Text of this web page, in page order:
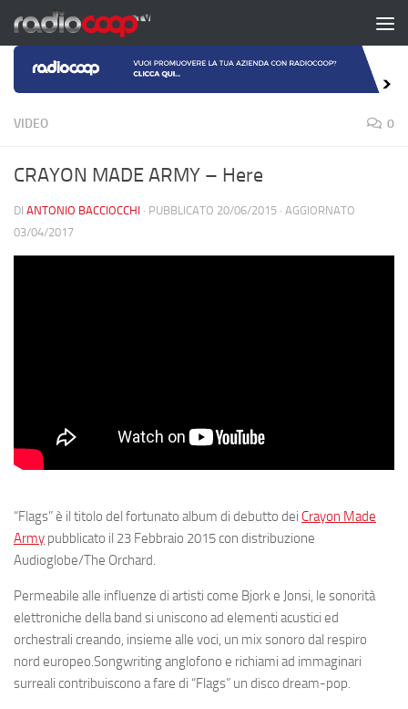
Salta al contenuto
VIDEO 0
CRAYON MADE ARMY – Here
DI ANTONIO BACCIOCCHI · PUBBLICATO 20/06/2015 · AGGIORNATO
03/04/2017
“Flags”è il titolo del fortunato album di debutto dei Crayon Made
Army pubblicato il 23 Febbraio 2015con distribuzione
Audioglobe/The Orchard.
Permeabile alle influenze di artisti come Bjork e Jonsi, le sonorità
elettroniche della band si uniscono ad elementi acustici ed
orchestrali creando, insieme alle voci, un mix sonoro dal respiro
nord europeo.Songwriting anglofono e richiami ad immaginari
surreali contribuiscono a fare di “Flags” un disco dream-pop.